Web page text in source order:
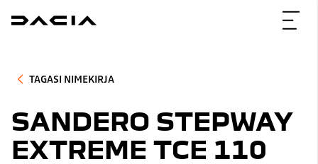
TAGASI NIMEKIRJA
SANDERO STEPWAY
EXTREME TCE 110